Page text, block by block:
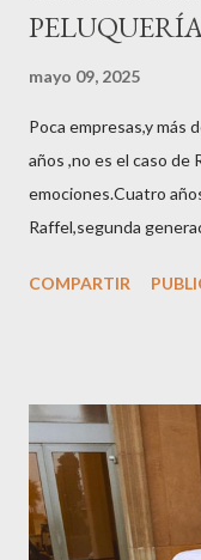
mayo 09, 2025
Poca empresas,y más
años ,no es el caso de
emociones.Cuatro
Raffel,segunda
sector en una cena de
peluquería del
contaba detalles del
radio,en el programa
horas . Carolina y
COMPARTIR